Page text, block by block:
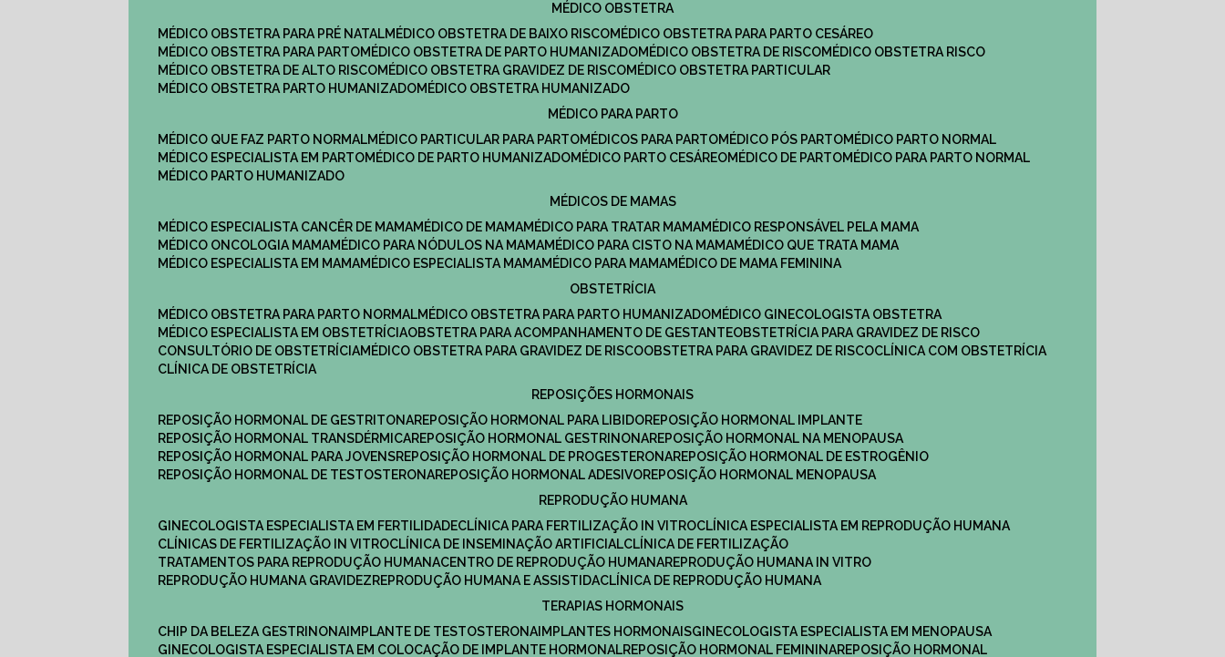
MÉDICO OBSTETRA
MÉDICO OBSTETRA PARA PRÉ NATAL
MÉDICO OBSTETRA DE BAIXO RISCO
MÉDICO OBSTETRA PARA PARTO CESÁREO
MÉDICO OBSTETRA PARA PARTO
MÉDICO OBSTETRA DE PARTO HUMANIZADO MÉDICO OBSTETRA DE RISCO
MÉDICO OBSTETRA RISCO
MÉDICO OBSTETRA DE ALTO RISCO
MÉDICO OBSTETRA GRAVIDEZ DE RISCO
MÉDICO OBSTETRA PARTICULAR
MÉDICO OBSTETRA PARTO HUMANIZADO
MÉDICO OBSTETRA HUMANIZADO
MÉDICO PARA PARTO
MÉDICO QUE FAZ PARTO NORMAL
MÉDICO PARTICULAR PARA PARTO MÉDICOS PARA PARTO MÉDICO PÓS PARTO
MÉDICO PARTO NORMAL
MÉDICO ESPECIALISTA EM PARTO
MÉDICO DE PARTO HUMANIZADO MÉDICO PARTO CESÁREO MÉDICO DE PARTO
MÉDICO PARA PARTO NORMAL
MÉDICO PARTO HUMANIZADO
MÉDICOS DE MAMAS
MÉDICO ESPECIALISTA CANCÊR DE MAMA
MÉDICO DE MAMA MÉDICO PARA TRATAR MAMA
MÉDICO RESPONSÁVEL PELA MAMA
MÉDICO ONCOLOGIA MAMA
MÉDICO PARA NÓDULOS NA MAMA MÉDICO PARA CISTO NA MAMA
MÉDICO QUE TRATA MAMA
MÉDICO ESPECIALISTA EM MAMA
MÉDICO ESPECIALISTA MAMA MÉDICO PARA MAMA
MÉDICO DE MAMA FEMININA
OBSTETRÍCIA
MÉDICO OBSTETRA PARA PARTO NORMAL
MÉDICO OBSTETRA PARA PARTO HUMANIZADO
MÉDICO GINECOLOGISTA OBSTETRA
MÉDICO ESPECIALISTA EM OBSTETRÍCIA
OBSTETRA PARA ACOMPANHAMENTO DE GESTANTE
OBSTETRÍCIA PARA GRAVIDEZ DE RISCO
CONSULTÓRIO DE OBSTETRÍCIA
MÉDICO OBSTETRA PARA GRAVIDEZ DE RISCO OBSTETRA PARA GRAVIDEZ DE RISCO
CLÍNICA COM OBSTETRÍCIA
CLÍNICA DE OBSTETRÍCIA
REPOSIÇÕES HORMONAIS
REPOSIÇÃO HORMONAL DE GESTRITONA
REPOSIÇÃO HORMONAL PARA LIBIDO
REPOSIÇÃO HORMONAL IMPLANTE
REPOSIÇÃO HORMONAL TRANSDÉRMICA
REPOSIÇÃO HORMONAL GESTRINONA
REPOSIÇÃO HORMONAL NA MENOPAUSA
REPOSIÇÃO HORMONAL PARA JOVENS
REPOSIÇÃO HORMONAL DE PROGESTERONA
REPOSIÇÃO HORMONAL DE ESTROGÊNIO
REPOSIÇÃO HORMONAL DE TESTOSTERONA
REPOSIÇÃO HORMONAL ADESIVO
REPOSIÇÃO HORMONAL MENOPAUSA
REPRODUÇÃO HUMANA
GINECOLOGISTA ESPECIALISTA EM FERTILIDADE
CLÍNICA PARA FERTILIZAÇÃO IN VITRO
CLÍNICA ESPECIALISTA EM REPRODUÇÃO HUMANA
CLÍNICAS DE FERTILIZAÇÃO IN VITRO
CLÍNICA DE INSEMINAÇÃO ARTIFICIAL
CLÍNICA DE FERTILIZAÇÃO
TRATAMENTOS PARA REPRODUÇÃO HUMANA
CENTRO DE REPRODUÇÃO HUMANA
REPRODUÇÃO HUMANA IN VITRO
REPRODUÇÃO HUMANA GRAVIDEZ
REPRODUÇÃO HUMANA E ASSISTIDA
CLÍNICA DE REPRODUÇÃO HUMANA
TERAPIAS HORMONAIS
CHIP DA BELEZA GESTRINONA IMPLANTE DE TESTOSTERONA IMPLANTES HORMONAIS
GINECOLOGISTA ESPECIALISTA EM MENOPAUSA
GINECOLOGISTA ESPECIALISTA EM COLOCAÇÃO DE IMPLANTE HORMONAL
REPOSIÇÃO HORMONAL FEMININA
REPOSIÇÃO HORMONAL